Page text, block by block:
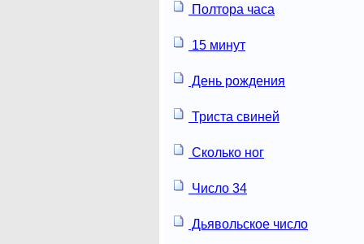
Полтора часа
15 минут
День рождения
Триста свиней
Сколько ног
Число 34
Дьявольское число